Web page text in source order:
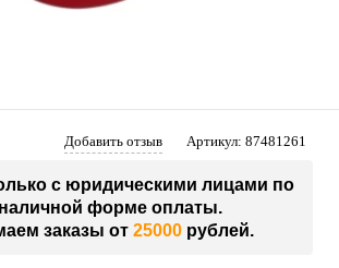
Добавить отзыв Артикул: 87481261
с юридическими лицами по
форме оплаты.
заказы от 25000рублей.